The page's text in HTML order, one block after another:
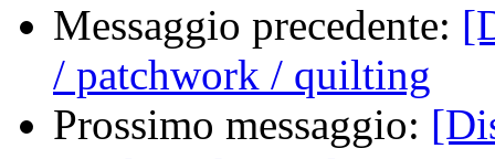
Messaggio precedente:
/ patchwork / quilting
Prossimo messaggio: